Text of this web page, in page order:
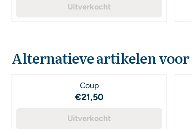
Uitverkocht
Alternatieve artikelen voor
Coup
Prijs: 21,50
€21,50
Uitverkocht